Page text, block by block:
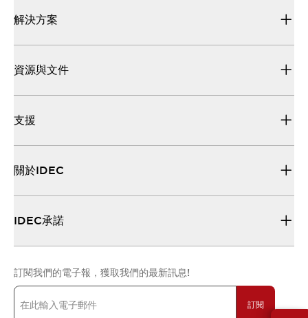
解決方案
資源與文件
支援
關於IDEC
IDEC承諾
訂閱我們的電子報，獲取我們的最新訊息!
訂閱